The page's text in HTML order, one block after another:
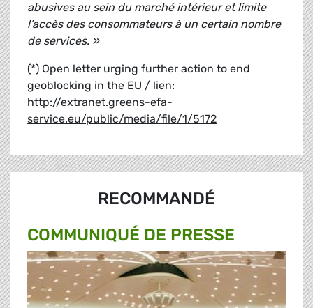
abusives au sein du marché intérieur et limite
l’accès des consommateurs à un certain nombre
de services. »
(*) Open letter urging further action to end
geoblocking in the EU / lien:
http://extranet.greens-efa-
service.eu/public/media/file/1/5172
RECOMMANDÉ
COMMUNIQUÉ DE PRESSE